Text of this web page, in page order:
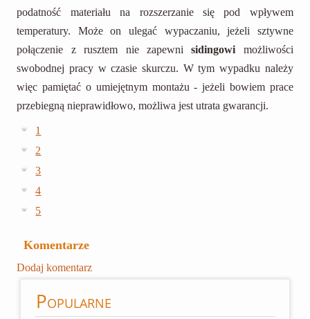
podatność materiału na rozszerzanie się pod wpływem
temperatury. Może on ulegać wypaczaniu, jeżeli sztywne
połączenie z rusztem nie zapewnisidingowi możliwości
swobodnej pracy w czasie skurczu. W tym wypadku należy
więc pamiętać o umiejętnym montażu - jeżeli bowiem prace
przebiegną nieprawidłowo, możliwa jest utrata gwarancji.
1
2
3
4
5
Komentarze
Dodaj komentarz
Popularne